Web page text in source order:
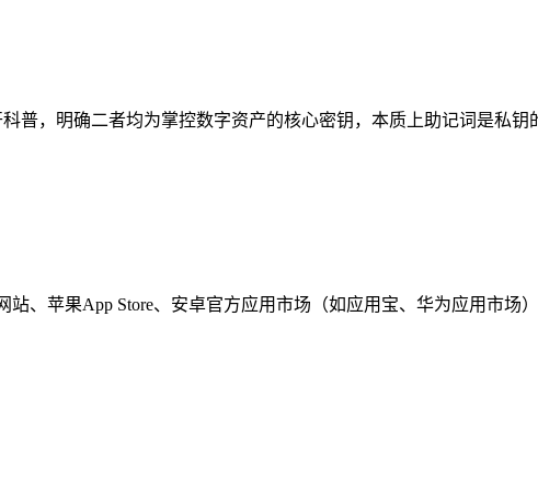
，明确二者均为掌控数字资产的核心密钥，本质上助记词是私钥
、苹果App Store、安卓官方应用市场（如应用宝、华为应用市场